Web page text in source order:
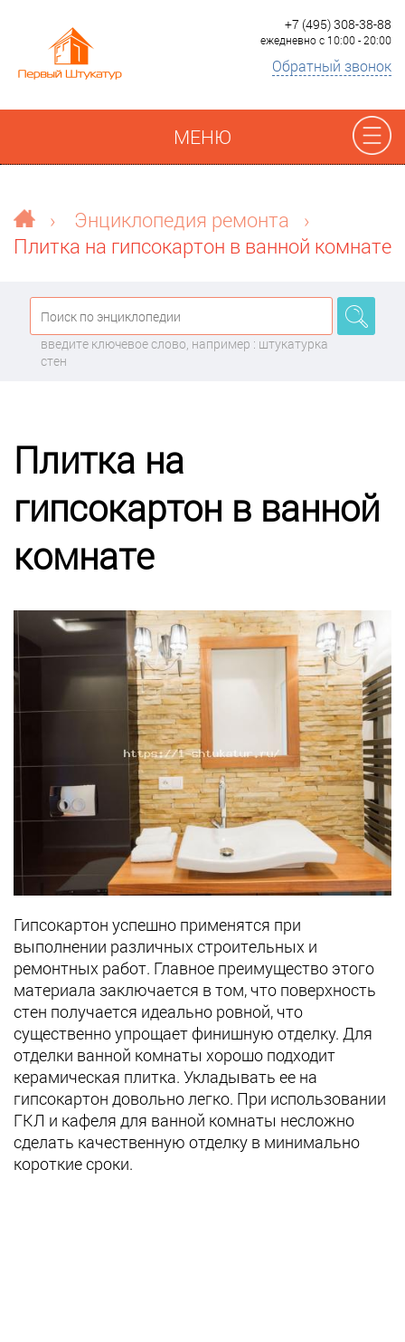
+7 (495) 308-38-88
ежедневно с 10:00 - 20:00
Обратный звонок
МЕНЮ
Наши работы
Преимущества
О компании
Этапы работ
Цены
Энциклопедия ремонта
Контакты
› Энциклопедия ремонта
›
Плитка на гипсокартон в ванной комнате
введите ключевое слово, например : штукатурка
стен
Плитка на
гипсокартон в ванной
комнате
Гипсокартон успешно применятся при
выполнении различных строительных и
ремонтных работ. Главное преимущество этого
материала заключается в том, что поверхность
стен получается идеально ровной, что
существенно упрощает финишную отделку. Для
отделки ванной комнаты хорошо подходит
керамическая плитка. Укладывать ее на
гипсокартон довольно легко. При использовании
ГКЛ и кафеля для ванной комнаты несложно
сделать качественную отделку в минимально
короткие сроки.